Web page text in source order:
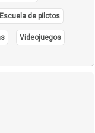
Escuela de pilotos
Videojuegos